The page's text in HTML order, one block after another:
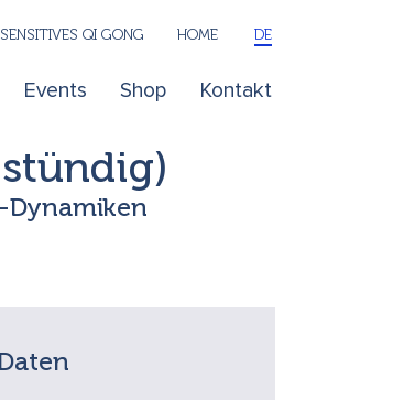
Events Shop Kontakt
QI GONG HOME DE
Dynamiken